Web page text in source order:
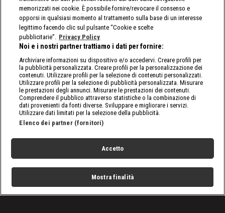
memorizzati nei cookie. È possibile fornire/revocare il consenso e
opporsi in qualsiasi momento al trattamento sulla base di un interesse
legittimo facendo clic sul pulsante “Cookie e scelte
pubblicitarie”. Privacy Policy
Noi e i nostri partner trattiamo i dati per fornire:
Archiviare informazioni su dispositivo e/o accedervi. Creare profili per
la pubblicità personalizzata. Creare profili per la personalizzazione dei
contenuti. Utilizzare profili per la selezione di contenuti personalizzati.
Utilizzare profili per la selezione di pubblicità personalizzata. Misurare
le prestazioni degli annunci. Misurare le prestazioni dei contenuti.
Comprendere il pubblico attraverso statistiche o la combinazione di
dati provenienti da fonti diverse. Sviluppare e migliorare i servizi.
Utilizzare dati limitati per la selezione della pubblicità.
Elenco dei partner (fornitori)
Accetto
Mostra finalità